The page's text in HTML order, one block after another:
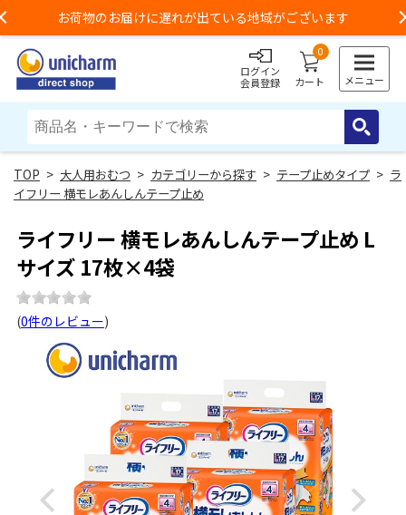
3,980円以上のご購入で送料無料（一部地域除く）
ログイン
会員登録
0
カート メニュー
> 大人用おむつ > カテゴリーから探す > テープ止めタイプ > ラ
イフリー 横モレあんしんテープ止め
ライフリー 横モレあんしんテープ止め L
サイズ 17枚×4袋
(0件のレビュー)
Previous Next